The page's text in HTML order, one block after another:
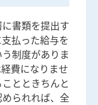
書類を提出す
払った給与を
制度がありま
費になりませ
とときちんと
られれば、全